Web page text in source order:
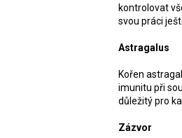
kontrolovat
svou práci
Astragalus
Kořen
imunitu při
důležitý pro
Zázvor